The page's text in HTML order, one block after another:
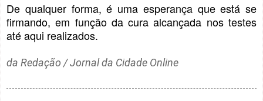
De qualquer forma, é uma esperança que está se
firmando, em função da cura alcançada nos testes
até aqui realizados.
da Redação / Jornal da Cidade Online